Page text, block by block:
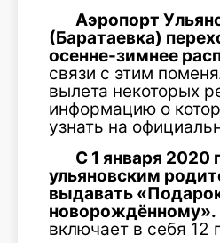
Аэропорт
(Баратаевка)
осенне-зимнее
связи с этим
вылета некоторых
информацию о
узнать на
С 1 января 2020
ульяновским
выдавать
новорождённому».
включает в себя 12